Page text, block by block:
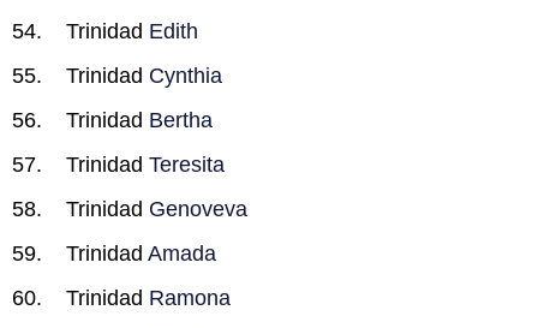
Trinidad Edith
Trinidad Cynthia
Trinidad Bertha
Trinidad Teresita
Trinidad Genoveva
Trinidad Amada
Trinidad Ramona